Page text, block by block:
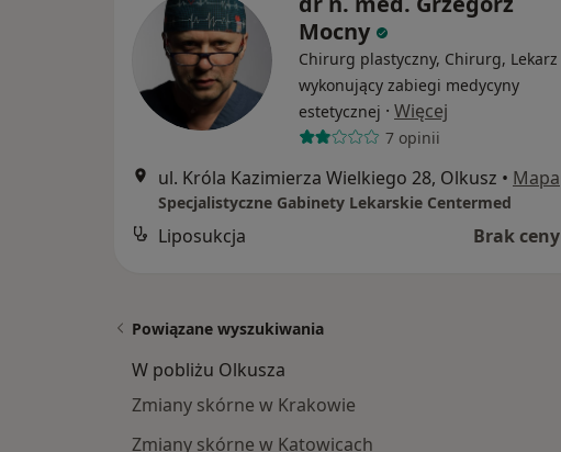
Mocny
Chirurg plastyczny, Chirurg, Lekarz
wykonujący zabiegi medycyny
estetycznej · Więcej
7 opinii
ul. Króla Kazimierza Wielkiego 28, Olkusz • Mapa
Specjalistyczne Gabinety Lekarskie Centermed
Liposukcja Brak ceny
Powiązane wyszukiwania
W pobliżu Olkusza
Zmiany skórne w Krakowie
Zmiany skórne w Katowicach